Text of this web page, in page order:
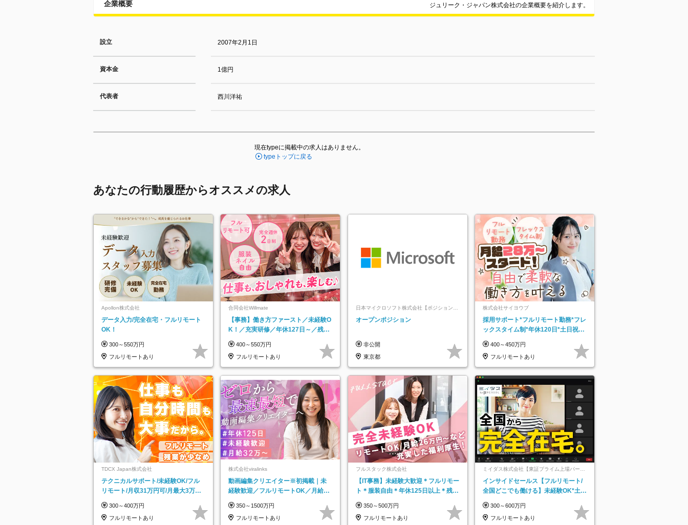
企業概要 ジュリーク・ジャパン株式会社の企業概要を紹介します。
設立 2007年2月1日
資本金 1億円
代表者 西川洋祐
現在typeに掲載中の求人はありません。
typeトップに戻る
あなたの行動履歴からオススメの求人
Apollon株式会社
データ入力/完全在宅・フルリモート
OK！
300～550万円
フルリモートあり
合同会社Willmate
【事務】働き方ファースト／未経験O
K！／充実研修／年休127日～／残業
400～550万円
フルリモートあり
日本マイクロソフト株式会社【ポジションマ
ッチ登録】
オープンポジション
非公開
東京都
株式会社サイヨウブ
採用サポート*フルリモート勤務*フレ
ックスタイム制*年休120日*土日祝休
400～450万円
フルリモートあり
TDCX Japan株式会社
テクニカルサポート/未経験OK/フル
リモート/月収31万円可/月最大3万の
300～400万円
フルリモートあり
株式会社viralinks
動画編集クリエイター※初掲載｜未
経験歓迎／フルリモートOK／月給32
350～1500万円
フルリモートあり
フルスタック株式会社
【IT事務】未経験大歓迎＊フルリモー
ト＊服装自由＊年休125日以上＊残業
350～500万円
フルリモートあり
ミイダス株式会社【東証プライム上場パーソ
インサイドセールス【フルリモート/
全国どこでも働ける】未経験OK*土日
300～600万円
フルリモートあり